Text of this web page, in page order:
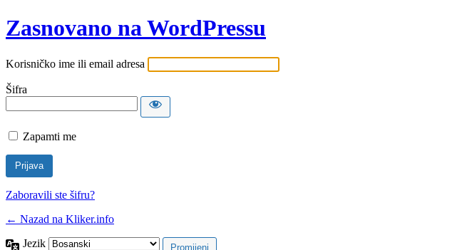
Zasnovano na WordPressu
Korisničko ime ili email adresa
Šifra
Zapamti me
Zaboravili ste šifru?
← Nazad na Kliker.info
Jezik